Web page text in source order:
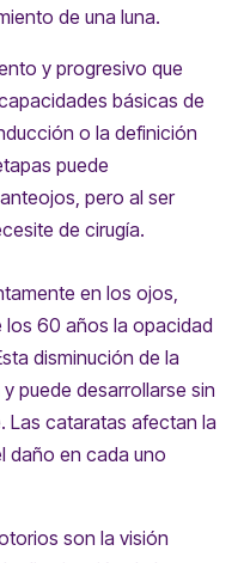
de una luna.
y progresivo que
básicas de
o la definición
puede
pero al ser
de cirugía.
en los ojos,
los 60 años la opacidad
disminución de la
puede desarrollarse sin
Las cataratas afectan la
daño en cada uno
son la visión